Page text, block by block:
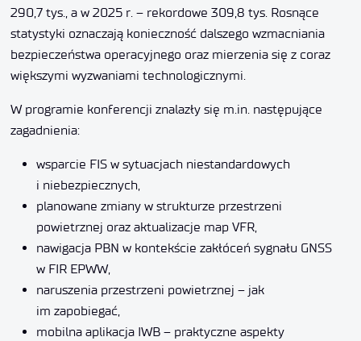
290,7 tys., a w 2025 r. – rekordowe 309,8 tys. Rosnące
statystyki oznaczają konieczność dalszego wzmacniania
bezpieczeństwa operacyjnego oraz mierzenia się z coraz
większymi wyzwaniami technologicznymi.
W programie konferencji znalazły się m.in. następujące
zagadnienia:
wsparcie FIS w sytuacjach niestandardowych
i niebezpiecznych,
planowane zmiany w strukturze przestrzeni
powietrznej oraz aktualizacje map VFR,
nawigacja PBN w kontekście zakłóceń sygnału GNSS
w FIR EPWW,
naruszenia przestrzeni powietrznej – jak
im zapobiegać,
mobilna aplikacja IWB – praktyczne aspekty